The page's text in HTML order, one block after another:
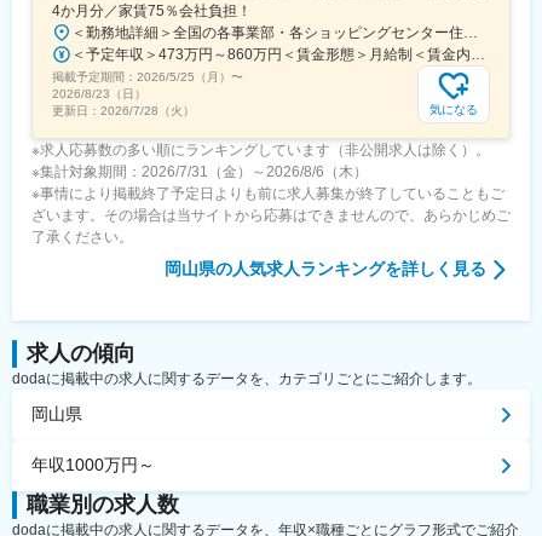
4か月分／家賃75％会社負担！
掲載予定期間： 2026/5/25（月） 〜
2026/8/23（日）
更新日： 2026/7/28（火） 気になる
※求人応募数の多い順にランキングしています（非公開求人は除く）。
※集計対象期間：2026/7/31（金）～2026/8/6（木）
※事情により掲載終了予定日よりも前に求人募集が終了していることもご
ざいます。その場合は当サイトから応募はできませんので、あらかじめご
了承ください。
岡山県の人気求人ランキングを詳しく見る
求人の傾向
dodaに掲載中の求人に関するデータを、カテゴリごとにご紹介します。
岡山県
年収1000万円～
職業別の求人数
dodaに掲載中の求人に関するデータを、年収×職種ごとにグラフ形式でご紹介